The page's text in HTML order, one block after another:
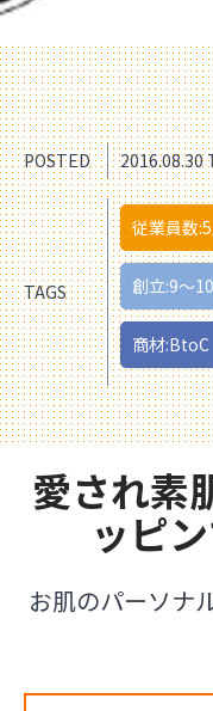
POSTED 2016.08.30
TAGS
従業員数
創立:9〜
商材:BtoC
愛され素
ッピ
お肌のパーソナ